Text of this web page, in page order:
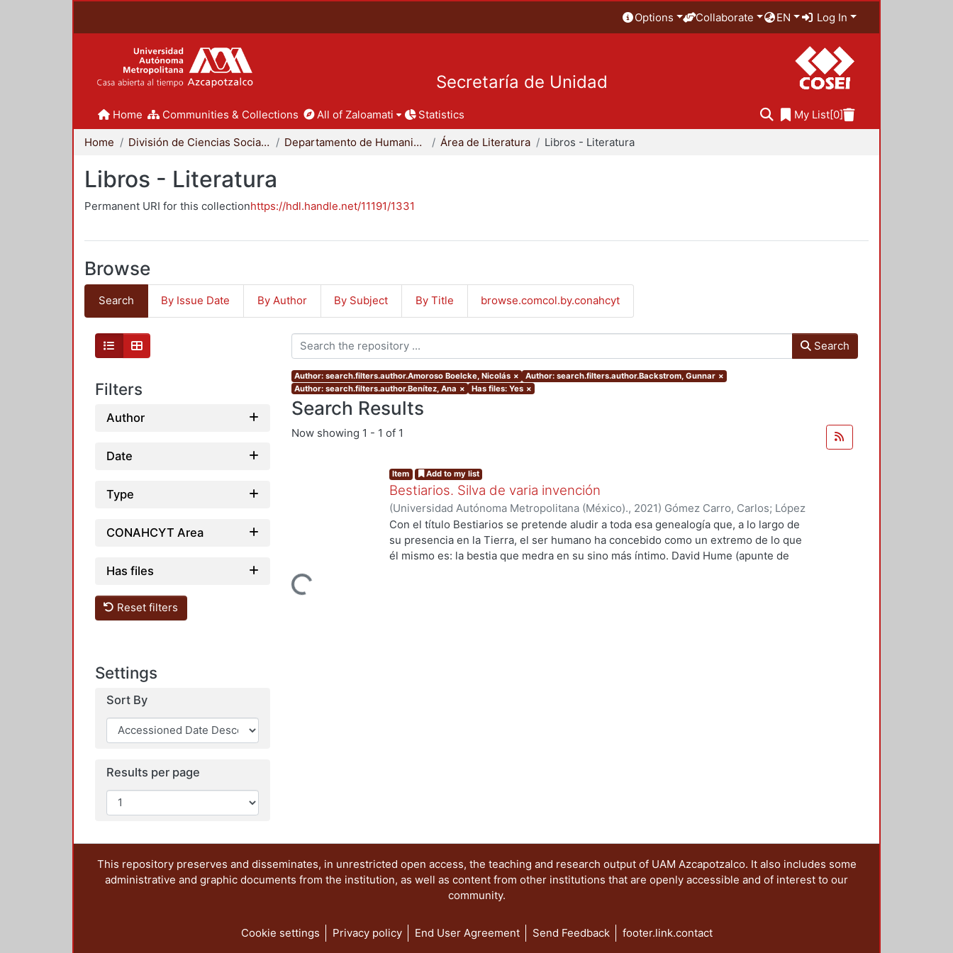
Options Collaborate EN Log In
Secretaría de Unidad
Home Communities & Collections All of Zaloamati Statistics My List[0]
Home División de Ciencias Sociales y Humanidades Departamento de Humanidades Área de Literatura Libros - Literatura
Libros - Literatura
Permanent URI for this collectionhttps://hdl.handle.net/11191/1331
Browse
Search By Issue Date By Author By Subject By Title browse.comcol.by.conahcyt
Filters
Author
Date
Type
CONAHCYT Area
Has files
Reset filters
Settings
Sort By
Results per page
Search
Author: search.filters.author.Amoroso Boelcke, Nicolás × Author: search.filters.author.Backstrom, Gunnar ×
Author: search.filters.author.Benítez, Ana × Has files: Yes ×
Search Results
Now showing 1 - 1 of 1
Loading...
Item Add to my list
Bestiarios. Silva de varia invención
(Universidad Autónoma Metropolitana (México)., 2021) Gómez Carro, Carlos; López
Aguilar, Enrique;Benítez, Ana;Rudoy Callejas, Myriam;Rivas Iturralde, Antonio
Vladimiro;Mata Juarez, Oscar;Rojas, Francisco;Marin, Marco Antonio;Valero
Borrás, Vida; Ito Sugiyama, Gloria ;Ramírez Leyva, Edelmira, comp.;Suárez Escobar,
Con el título Bestiarios se pretende aludir a toda esa genealogía que, a lo largo de
su presencia en la Tierra, el ser humano ha concebido como un extremo de lo que
él mismo es: la bestia que medra en su sino más íntimo. David Hume (apunte de
This repository preserves and disseminates, in unrestricted open access, the teaching and research output of UAM Azcapotzalco. It also includes some
administrative and graphic documents from the institution, as well as content from other institutions that are openly accessible and of interest to our
community.
Cookie settings Privacy policy End User Agreement Send Feedback footer.link.contact